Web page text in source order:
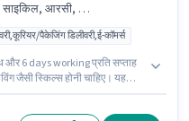
व्हीलर ड्राइविंग, स्मार्टफोन
पैकेजिंग डिलीवरी,ई-कॉमर्स
6 days working प्रति सप्ताह
जैसी स्किल्स होनी चाहिए। यह